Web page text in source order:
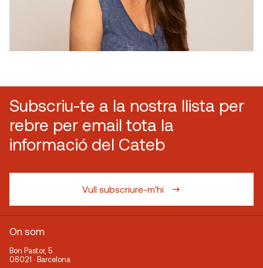
Subscriu-te a la nostra llista per
rebre per email tota la
informació del Cateb
Vull subscriure-m'hi
On som
Bon Pastor, 5
08021 · Barcelona